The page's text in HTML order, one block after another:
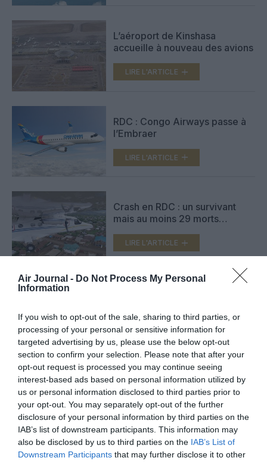
Air Journal - Do Not Process My Personal
Information
If you wish to opt-out of the sale, sharing to third parties, or
processing of your personal or sensitive information for
targeted advertising by us, please use the below opt-out
section to confirm your selection. Please note that after your
opt-out request is processed you may continue seeing
interest-based ads based on personal information utilized by
us or personal information disclosed to third parties prior to
your opt-out. You may separately opt-out of the further
disclosure of your personal information by third parties on the
IAB’s list of downstream participants. This information may
also be disclosed by us to third parties on the IAB’s List of
Downstream Participants that may further disclose it to other
L’aéroport de Kinshasa
accueille à nouveau des avions
LIRE L'ARTICLE
RDC : Congo Airways passe à
l’Embraer
LIRE L'ARTICLE
Crash en RDC : un survivant
mais au moins 29 morts
LIRE L'ARTICLE
LIRE L'ARTICLE
VOIR PLUS D'ARTICLES
FAIRE UN DON